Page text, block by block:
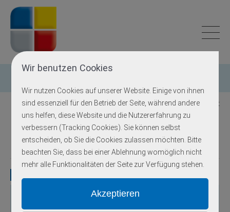
Wir benutzen Cookies
Wir nutzen Cookies auf unserer Website. Einige von ihnen
sind essenziell für den Betrieb der Seite, während andere
uns helfen, diese Website und die Nutzererfahrung zu
verbessern (Tracking Cookies). Sie können selbst
entscheiden, ob Sie die Cookies zulassen möchten. Bitte
beachten Sie, dass bei einer Ablehnung womöglich nicht
mehr alle Funktionalitäten der Seite zur Verfügung stehen.
Zurück zur Übersicht
Epidermolysis bullosa simplex
Locus Erbgang